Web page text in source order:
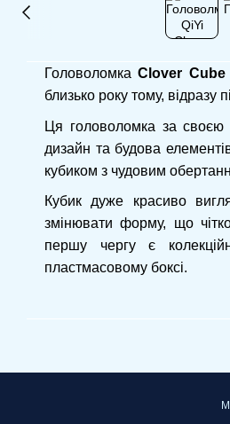
ГоловоломкаClover Cube
близько року тому,
Ця головоломка за своєю
дизайн та будова
кубиком з чудовим
Кубик дуже красиво
змінювати форму, що
першу чергу є
пластмасовому боксі.